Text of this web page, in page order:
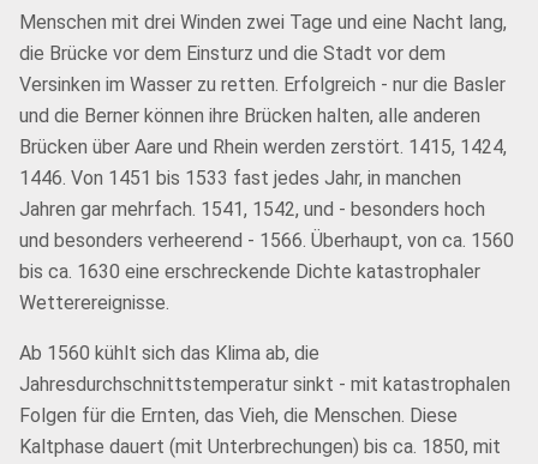
Menschen mit drei Winden zwei Tage und eine Nacht lang,
die Brücke vor dem Einsturz und die Stadt vor dem
Versinken im Wasser zu retten. Erfolgreich - nur die Basler
und die Berner können ihre Brücken halten, alle anderen
Brücken über Aare und Rhein werden zerstört. 1415, 1424,
1446. Von 1451 bis 1533 fast jedes Jahr, in manchen
Jahren gar mehrfach. 1541, 1542, und - besonders hoch
und besonders verheerend - 1566. Überhaupt, von ca. 1560
bis ca. 1630 eine erschreckende Dichte katastrophaler
Wetterereignisse.
Ab 1560 kühlt sich das Klima ab, die
Jahresdurchschnittstemperatur sinkt - mit katastrophalen
Folgen für die Ernten, das Vieh, die Menschen. Diese
Kaltphase dauert (mit Unterbrechungen) bis ca. 1850, mit